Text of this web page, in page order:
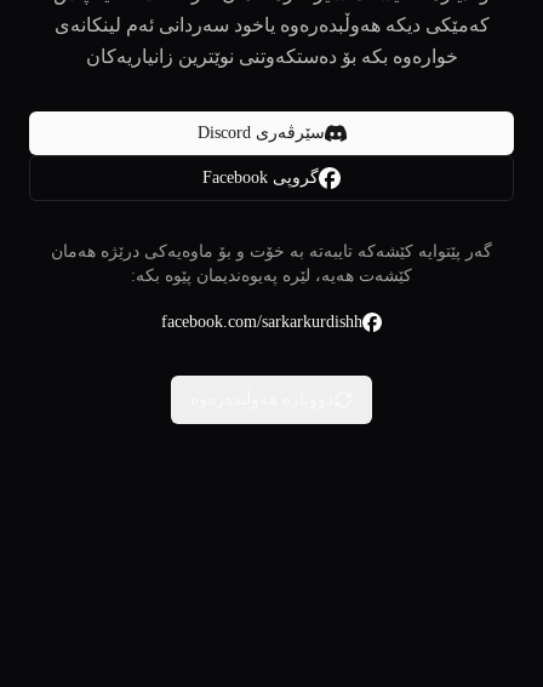
کەمێکی دیکە هەوڵبدەرەوە یاخود سەردانی ئەم لینکانەی
خوارەوە بکە بۆ دەستکەوتنی نوێترین زانیاریەکان
سێرڤەری Discord
گروپی Facebook
گەر پێتوایە کێشەکە تایبەتە بە خۆت و بۆ ماوەیەکی درێژە هەمان
کێشەت هەیە، لێرە پەیوەندیمان پێوە بکە:
facebook.com/sarkarkurdishh